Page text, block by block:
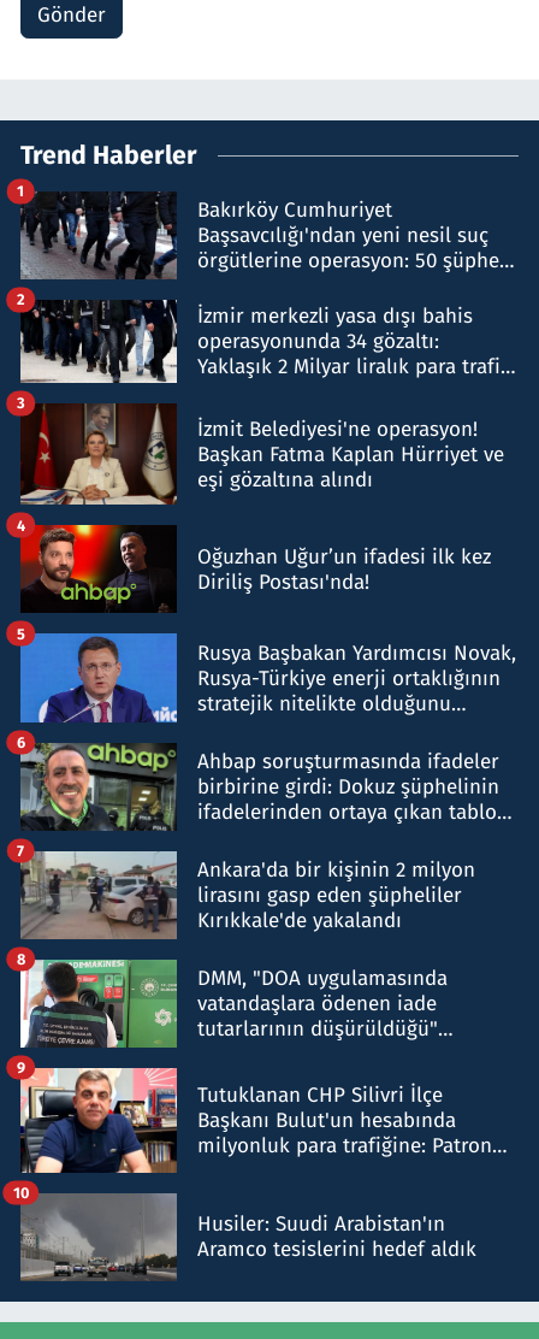
Gönder
Trend Haberler
Bakırköy Cumhuriyet
Başsavcılığı'ndan yeni nesil suç
örgütlerine operasyon: 50 şüpheli
1
İzmir merkezli yasa dışı bahis
operasyonunda 34 gözaltı:
Yaklaşık 2 Milyar liralık para trafiği
2
İzmit Belediyesi'ne operasyon!
Başkan Fatma Kaplan Hürriyet ve
eşi gözaltına alındı
3
Oğuzhan Uğur’un ifadesi ilk kez
Diriliş Postası'nda!
4
Rusya Başbakan Yardımcısı Novak,
Rusya-Türkiye enerji ortaklığının
stratejik nitelikte olduğunu
5
Ahbap soruşturmasında ifadeler
birbirine girdi: Dokuz şüphelinin
ifadelerinden ortaya çıkan tablo
6
Ankara'da bir kişinin 2 milyon
lirasını gasp eden şüpheliler
Kırıkkale'de yakalandı
7
DMM, "DOA uygulamasında
vatandaşlara ödenen iade
tutarlarının düşürüldüğü"
8
Tutuklanan CHP Silivri İlçe
Başkanı Bulut'un hesabında
milyonluk para trafiğine: Patron
9
Husiler: Suudi Arabistan'ın
Aramco tesislerini hedef aldık
10